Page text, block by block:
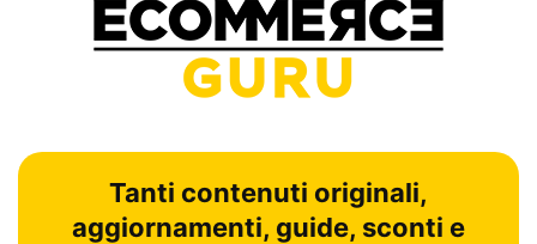
Tanti contenuti originali,
aggiornamenti, guide, sconti e